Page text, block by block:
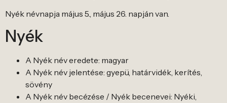
Nyék névnapja május 5., május 26. napján van.
Nyék
A Nyék név eredete: magyar
A Nyék név jelentése: gyepü, határvidék, kerítés,
sövény
A Nyék név becézése / Nyék becenevei: Nyéki,